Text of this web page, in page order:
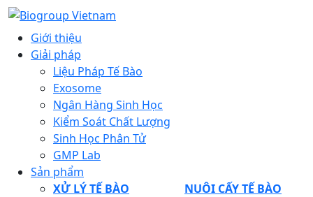
Giới thiệu
Giải pháp
Liệu Pháp Tế Bào
Exosome
Ngân Hàng Sinh Học
Kiểm Soát Chất Lượng
Sinh Học Phân Tử
GMP Lab
Sản phẩm
XỬ LÝ TẾ BÀO
NUÔI CẤY TẾ BÀO